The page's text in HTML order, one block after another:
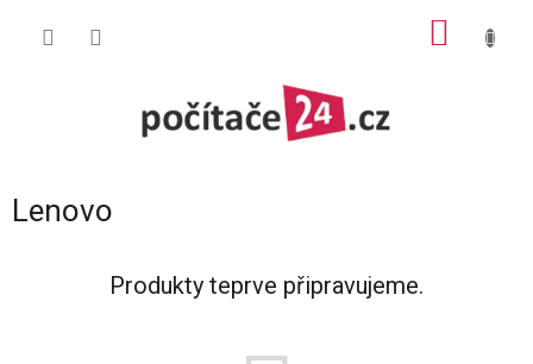
Lenovo
Produkty teprve připravujeme.